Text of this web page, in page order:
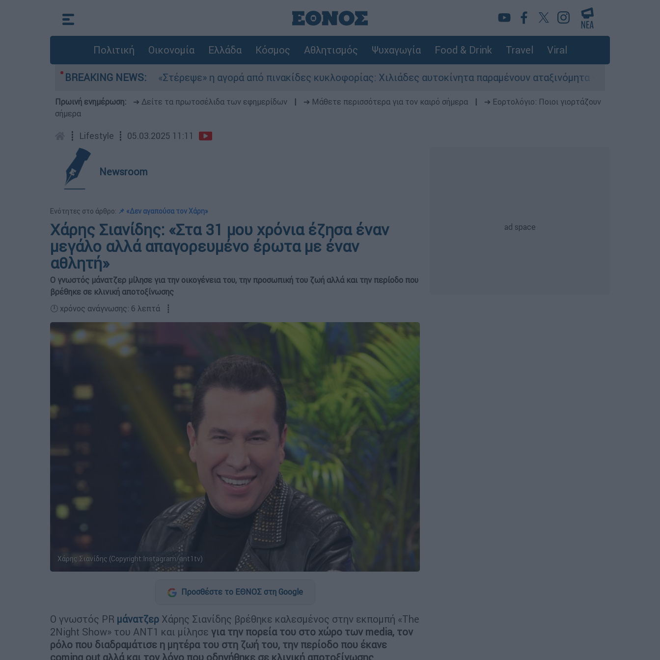
Πολιτική Οικονομία Ελλάδα Κόσμος Αθλητισμός Ψυχαγωγία Food & Drink Travel Viral
BREAKING NEWS:
στο Αιγαίο «Στέρεψε» η αγορά από πινακίδες κυκλοφορίας: Χιλιάδες αυτοκίνητα παραμένουν αταξινόμητα - Λύση αναζητά το
Πρωινή ενημέρωση: ➔ Δείτε τα πρωτοσέλιδα των εφημερίδων ➔ Μάθετε περισσότερα για τον καιρό σήμερα
➔ Εορτολόγιο: Ποιοι γιορτάζουν
σήμερα
┋ Lifestyle ┋ 05.03.2025 11:11
Newsroom
Ενότητες στο άρθρο: 📌 «Δεν αγαπούσα τον Χάρη»
Χάρης Σιανίδης: «Στα 31 μου χρόνια έζησα έναν
μεγάλο αλλά απαγορευμένο έρωτα με έναν
αθλητή»
Ο γνωστός μάνατζερ μίλησε για την οικογένεια του, την προσωπική του ζωή αλλά και την περίοδο που
βρέθηκε σε κλινική αποτοξίνωσης
🕛 χρόνος ανάγνωσης: 6 λεπτά ┋
Χάρης Σιανίδης (Copyright:Instagram/ant1tv)
Προσθέστε το ΕΘΝΟΣ στη Google
Ο γνωστός PR μάνατζερ Χάρης Σιανίδης βρέθηκε καλεσμένος στην εκπομπή «The
2Night Show» του ΑΝΤ1 και μίλησε για την πορεία του στο χώρο των media, τον
ρόλο που διαδραμάτισε η μητέρα του στη ζωή του, την περίοδο που έκανε
coming out αλλά και τον λόγο που οδηγήθηκε σε κλινική αποτοξίνωσης.